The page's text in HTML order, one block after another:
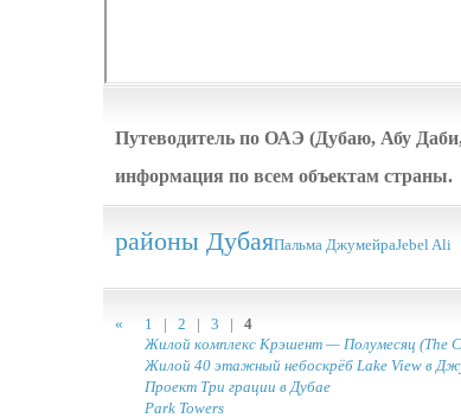
Путеводитель по ОАЭ (Дубаю, Абу
информация по всем объектам страны.
районы ДубаяПальма ДжумейраJebel Ali
« 1 | 2 | 3 | 4
Жилой комплекс Крэшент — Полумесяц (The
Жилой 40 этажный небоскрёб Lake View в
Проект Три грации в Дубае
Park Towers